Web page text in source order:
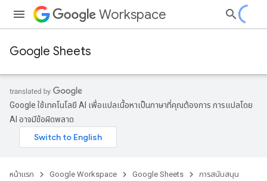
Workspace
Google Sheets
Google ใช้เทคโนโลยี AI เพื่อแปลเนื้อหาเป็นภาษาที่คุณต้องการ การแปลโดย
AI อาจมีข้อผิดพลาด
หน้าแรก Google Workspace Google Sheets การสนับสนุน